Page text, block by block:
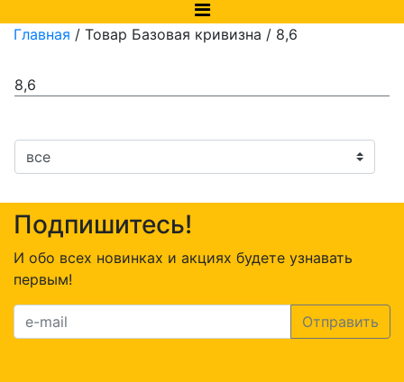
Главная / Товар Базовая кривизна / 8,6
8,6
Подпишитесь!
И обо всех новинках и акциях будете узнавать
первым!